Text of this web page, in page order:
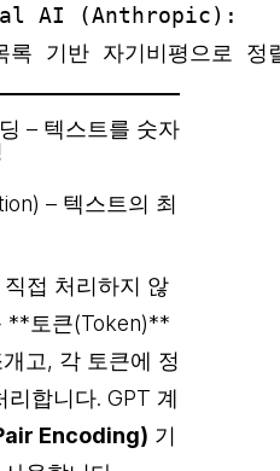
AI (Anthropic):
– 텍스트를 숫자
– 텍스트의 최
접 처리하지 않
**토큰(Token)**
고, 각 토큰에 정
합니다. GPT 계
Encoding) 기